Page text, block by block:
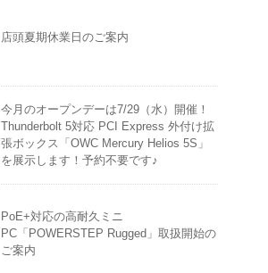
店頭夏期休業日のご案内
今月のオープンデーは7/29（水）開催！
Thunderbolt 5対応 PCI Express 外付け拡
張ボックス「OWC Mercury Helios 5S」
を展示します！予約不要です♪
PoE+対応の高耐久ミニ
PC「POWERSTEP Rugged」取扱開始の
ご案内